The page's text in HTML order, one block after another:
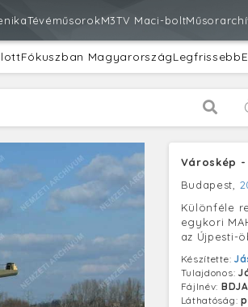
TévéműsorokM3TV Maci-bolt
Fókuszban MagyarországLegfrissebb
Városkép
Budapest,
Különféle
egykori
az Újpesti-
Készítette:
Tulajdonos:
Fájlnév:
Láthatóság: